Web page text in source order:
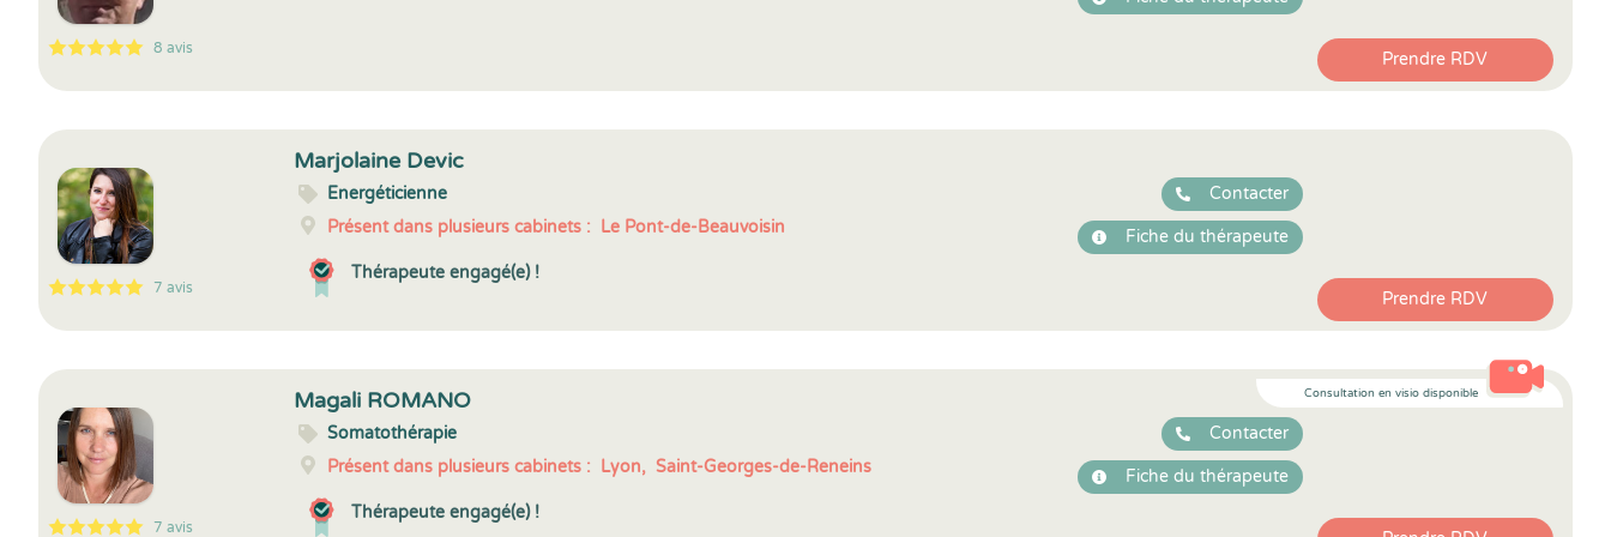
5
1
5
8 8 avis
Prendre RDV
5
1
5
7 7 avis
Marjolaine Devic
Energéticienne
Présent dans plusieurs cabinets : Le Pont-de-Beauvoisin
Thérapeute engagé(e) !
Contacter
Fiche du thérapeute
Prendre RDV
Consultation en visio disponible
7 avis
Magali ROMANO
Somatothérapie
Présent dans plusieurs cabinets : Lyon, Saint-Georges-de-Reneins
Thérapeute engagé(e) !
Contacter
Fiche du thérapeute